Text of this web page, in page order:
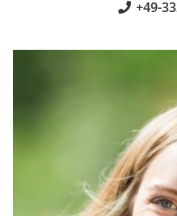
+49-